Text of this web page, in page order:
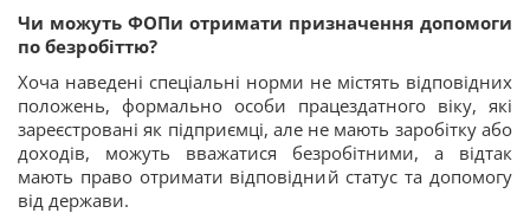
Чи можуть ФОПи отримати призначення допомоги
по безробіттю?
Хоча наведені спеціальні норми не містять відповідних
положень, формально особи працездатного віку, які
зареєстровані як підприємці, але не мають заробітку або
доходів, можуть вважатися безробітними, а відтак
мають право отримати відповідний статус та допомогу
від держави.